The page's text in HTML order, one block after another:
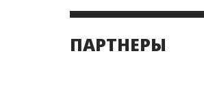
ПАРТНЕРЫ